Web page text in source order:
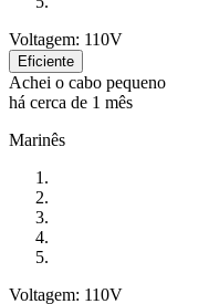
Voltagem: 110V
Eficiente
Achei o cabo pequeno
há cerca de 1 mês
Marinês
Voltagem: 110V